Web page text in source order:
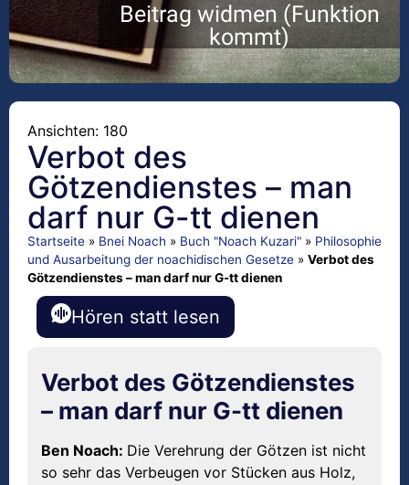
Beitrag widmen (Funktion
kommt)
Ansichten: 180
Verbot des
Götzendienstes – man
darf nur G-tt dienen
Startseite » Bnei Noach » Buch "Noach Kuzari" » Philosophie
und Ausarbeitung der noachidischen Gesetze » Verbot des
Götzendienstes – man darf nur G-tt dienen
Hören statt lesen
Verbot des Götzendienstes
– man darf nur G-tt dienen
Ben Noach: Die Verehrung der Götzen ist nicht
so sehr das Verbeugen vor Stücken aus Holz,